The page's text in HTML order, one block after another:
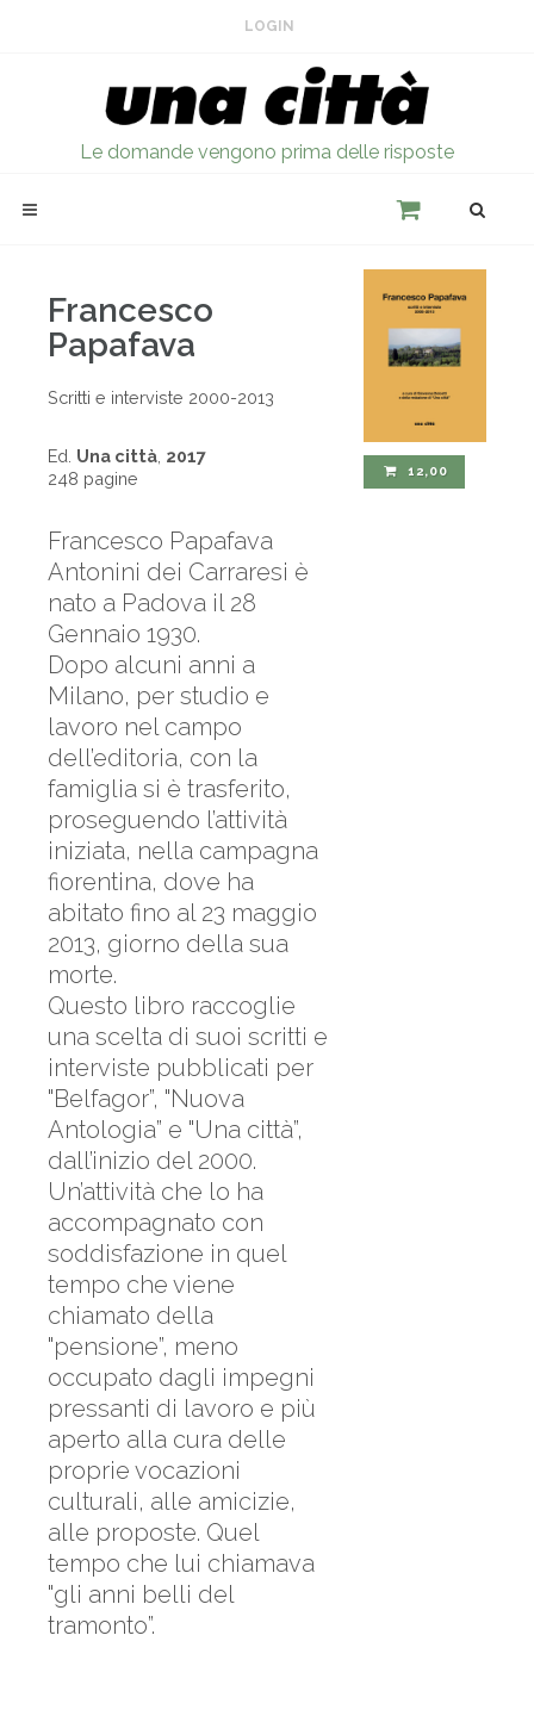
LOGIN
Le domande vengono prima delle risposte
Francesco
Papafava
Scritti e interviste 2000-2013
Ed. Una città 2017
248 pagine
Francesco Papafava
Antonini dei Carraresi è
nato a Padova il 28
Gennaio 1930.
Dopo alcuni anni a
Milano, per studio e
lavoro nel campo
dell’editoria, con la
famiglia si è trasferito,
proseguendo l’attività
iniziata, nella campagna
fiorentina, dove ha
abitato fino al 23 maggio
2013, giorno della sua
morte.
Questo libro raccoglie
una scelta di suoi scritti e
interviste pubblicati per
"Belfagor”, "Nuova
Antologia” e "Una città”,
dall’inizio del 2000.
Un’attività che lo ha
accompagnato con
soddisfazione in quel
tempo che viene
chiamato della
"pensione”, meno
occupato dagli impegni
pressanti di lavoro e più
aperto alla cura delle
proprie vocazioni
culturali, alle amicizie,
alle proposte. Quel
tempo che lui chiamava
"gli anni belli del
tramonto”.
12,00